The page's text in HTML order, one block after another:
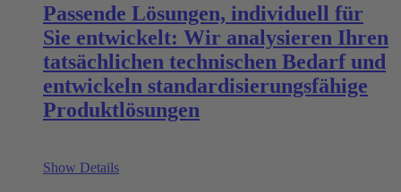
Passende Lösungen, individuell für
Sie entwickelt: Wir analysieren Ihren
tatsächlichen technischen Bedarf und
entwickeln standardisierungsfähige
Produktlösungen
Show Details